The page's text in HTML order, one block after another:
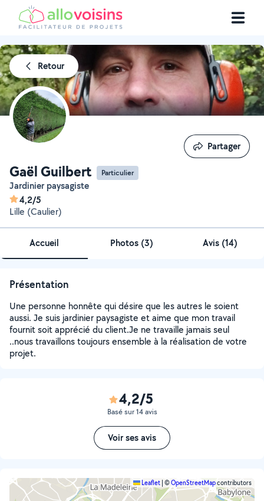
Retour
Gaël Guilbert Particulier
Jardinier paysagiste
4,2/5
Lille (Caulier)
Partager
Partager
Accueil Photos (3) Avis (14)
Présentation
Une personne honnête qui désire que les autres le soient
aussi. Je suis jardinier paysagiste et aime que mon travail
fournit soit apprécié du client.Je ne travaille jamais seul
..nous travaillons toujours ensemble à la réalisation de votre
projet.
4,2/5
Basé sur 14 avis
Voir ses avis
Leaflet ©OpenStreetMapcontributors